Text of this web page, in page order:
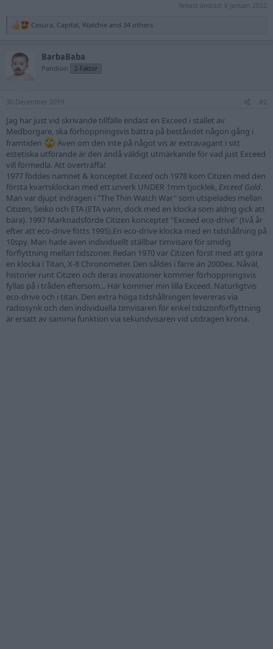
Senast ändrad: 6 Januari 2022
R
c
t
s
Cesura, Capital, Watchie and 34 others
BarbaBaba
Pandion 2-Faktor
30 December 2019 #2
Jag har just vid skrivande tillfälle endast en Exceed i stallet av
Medborgare, ska förhoppningsvis bättra på beståndet någon gång i
framtiden
Även om den inte på något vis är extravagant i sitt
estetiska utförande är den ändå väldigt utmärkande för vad just Exceed
vill förmedla. Att överträffa!
1977 föddes namnet & konceptet Exceed och 1978 kom Citizen med den
första kvartsklockan med ett urverk UNDER 1mm tjocklek, Exceed Gold.
Man var djupt indragen i "The Thin Watch War" som utspelades mellan
Citizen, Seiko och ETA (ETA vann, dock med en klocka som aldrig gick att
bära). 1997 Marknadsförde Citizen konceptet "Exceed eco-drive" (två år
efter att eco-drive fötts 1995).En eco-drive klocka med en tidshållning på
10spy. Man hade även individuellt ställbar timvisare för smidig
förflyttning mellan tidszoner. Redan 1970 var Citizen först med att göra
en klocka i Titan, X-8 Chronometer. Den såldes i färre än 2000ex. Nåväl,
historier runt Citizen och deras inovationer kommer förhoppningsvis
fyllas på i tråden eftersom... Här kommer min lilla Exceed. Naturligtvis
eco-drive och i titan. Den extra höga tidshållningen levereras via
radiosynk och den individuella timvisaren för enkel tidszonförflyttning
är ersatt av samma funktion via sekundvisaren vid utdragen krona.